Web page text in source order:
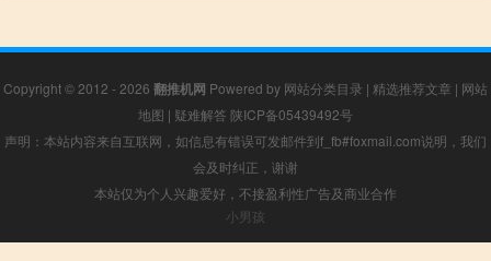
Copyright © 2012 - 2026 翻推机网 Powered by 网站分类目录 | 精选推荐文章 | 网站
地图 | 疑难解答 陕ICP备05439492号
声明：本站内容来自互联网，如信息有错误可发邮件到f_fb#foxmail.com说明，我们
会及时纠正，谢谢
本站仅为个人兴趣爱好，不接盈利性广告及商业合作
小男孩